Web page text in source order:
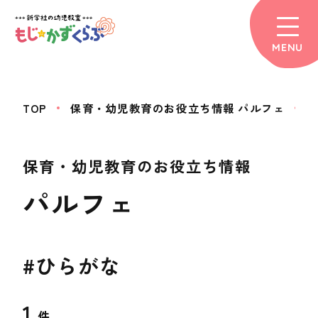
MENU
TOP 保育・幼児教育のお役立ち情報 パルフェ
保育・幼児教育のお役立ち情報
パルフェ
#ひらがな
1